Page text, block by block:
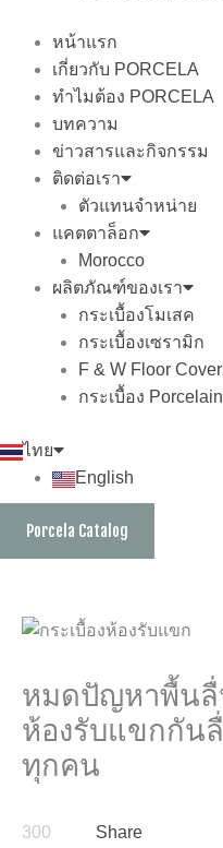
หน้าแรก
เกี่ยวกับ PORCELA
ทำไมต้อง PORCELA
บทความ
ข่าวสารและกิจกรรม
ติดต่อเรา
ตัวแทนจำหน่าย
แคตตาล็อก
Morocco
ผลิตภัณฑ์ของเรา
กระเบื้องโมเสค
กระเบื้องเซรามิก
F & W Floor
กระเบื้อง Porcelain
ไทย
English
Porcela Catalog
หมดปัญหาพื้นลื่
ห้องรับแขกกัน
ทุกคน
300
Share